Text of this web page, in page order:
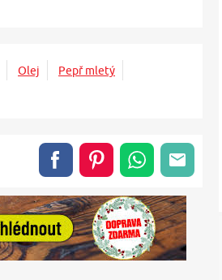
Olej
Pepř mletý